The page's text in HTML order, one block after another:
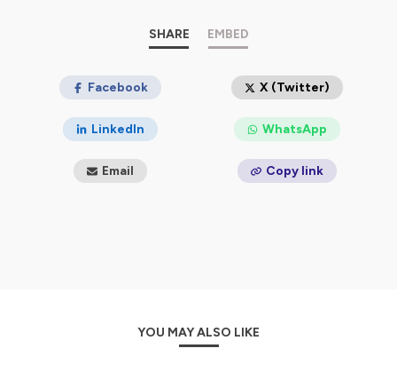
pour plus d'informations.
SHARE EMBED
Facebook X (Twitter)
LinkedIn WhatsApp
Email Copy link
YOU MAY ALSO LIKE